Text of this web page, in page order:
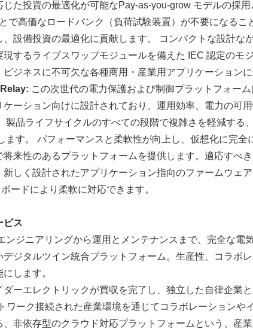
た投資の最適化が可能なPay-as-you-grow モデルの採
で高価なロードバンク（負荷試験装置）が不要になるこ
設備投資の最適化に貢献します。 コンパクトな設計な
するライブスワップモジュールを備えた IEC 認定のモ
ジネスに不可欠な各種商用・産業用アプリケーション
この次世代の電力保護および制御プラットフォー
ーション向けに設計されており、運用効率、電力の可
製品ライフサイクルのすべての段階で複雑さを軽減する
ます。 パフォーマンスと柔軟性が向上し、仮想化に完全
将来性のあるプラットフォームを提供します。適応すべ
しく設計されたアプリケーション指向のファームウェ
ードにより柔軟に対応できます。
ビス
ンジニアリングから運用とメンテナンスまで、完全な電
ジタルツイン統合プラットフォーム。生産性、コラボ
します。
ダーエレクトリックが買収を完了し、独立した自律企業
ワーク接続された産業環境を通じてコラボレーションや
非依存型のクラウド対応プラットフォームという、産